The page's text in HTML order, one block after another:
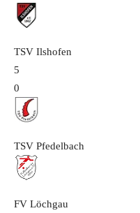
TSV Ilshofen
5
0
TSV Pfedelbach
FV Löchgau